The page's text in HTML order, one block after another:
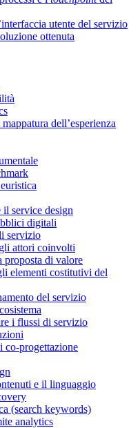
utente del servizio
ottenuta
dell’esperienza
il service design
digitali
servizio
attori coinvolti
proposta di valore
elementi costitutivi del
del servizio
i flussi di servizio
co-progettazione
e il linguaggio
(search keywords)
analytics